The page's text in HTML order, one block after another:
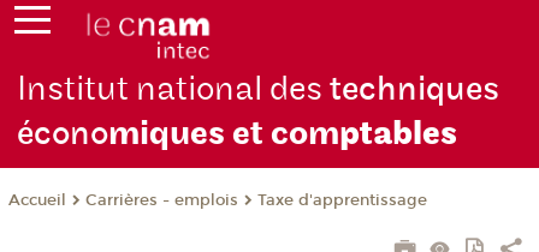
Institut national destechniques
économiques et comptables
Accueil Carrières - emplois Taxe d'apprentissage